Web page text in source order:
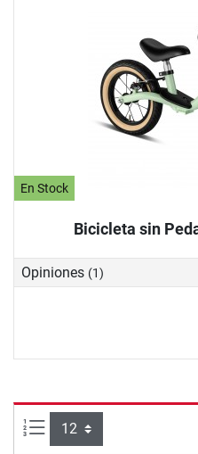
En Stock
Bicicleta sin
Opiniones (1)
Artículos por página: